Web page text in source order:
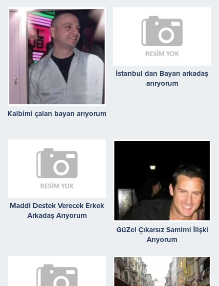
Kalbimi çalan bayan arıyorum
İstanbul dan Bayan arkadaş
arıryorum
Maddi Destek Verecek Erkek
Arkadaş Arıyorum
GüZel Çıkarsız Samimi İlişki
Arıyorum